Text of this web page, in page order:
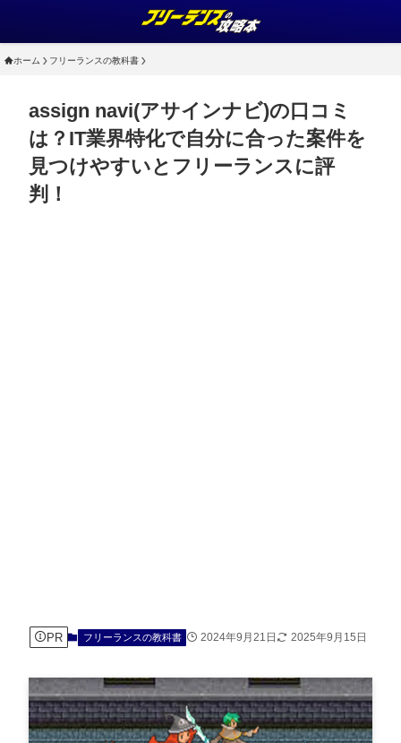
ホーム フリーランスの教科書
assign navi(アサインナビ)の口コミ
は？IT業界特化で自分に合った案件を
見つけやすいとフリーランスに評
判！
PR フリーランスの教科書 2024年9月21日 2025年9月15日